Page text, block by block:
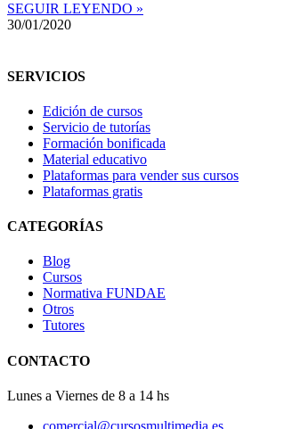
SEGUIR LEYENDO »
30/01/2020
SERVICIOS
Edición de cursos
Servicio de tutorías
Formación bonificada
Material educativo
Plataformas para vender sus cursos
Plataformas gratis
CATEGORÍAS
Blog
Cursos
Normativa FUNDAE
Otros
Tutores
CONTACTO
Lunes a Viernes de 8 a 14 hs
comercial@cursosmultimedia.es